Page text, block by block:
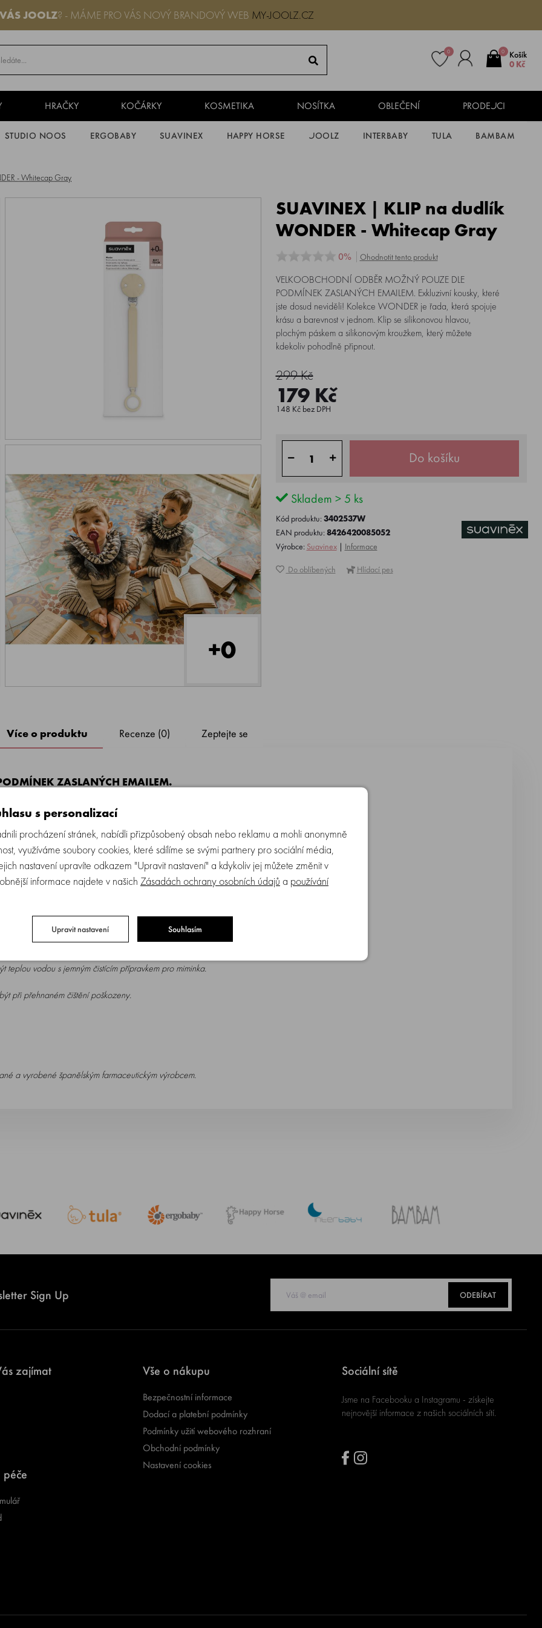
JOOLZ? - MÁME PRO VÁS NOVÝ BRANDOVÝ WEB MY-JOOLZ.CZ
0
Košík
0 Kč
0
HRAČKY KOČÁRKY KOSMETIKA NOSÍTKA OBLEČENÍ PRODEJCI
STUDIO NOOS ERGOBABY SUAVINEX HAPPY HORSE JOOLZ INTERBABY TULA BAMBAM
- Whitecap Gray
+0
SUAVINEX | KLIP na dudlík
WONDER - Whitecap Gray
0% Ohodnotit tento produkt
VELKOOBCHODNÍ ODBĚR MOŽNÝ POUZE DLE
PODMÍNEK ZASLANÝCH EMAILEM. Exkluzivní kousky, které
jste dosud neviděli! Kolekce WONDER je řada, která spojuje
krásu a barevnost v jednom. Klip se silikonovou hlavou,
plochým páskem a silikonovým kroužkem, který můžete
kdekoliv pohodlně připnout.
299 Kč
179 Kč
148 Kč bez DPH
Do košíku
Skladem > 5 ks
Kód produktu:3402537W
EAN produktu:8426420085052
Výrobce: Suavinex| Informace
Do oblíbených Hlídací pes
Více o produktu Recenze (0) Zeptejte se
ZASLANÝCH EMAILEM.
která spojuje krásu a barevnost v jednom.
který můžete kdekoliv pohodlně připnout.
nečistot.
upadnutí na nečistou zem anebo jeho ztrátě.
vodou s jemným čistícím přípravkem pro miminka.
při přehnaném čištění poškozeny.
a vyrobené španělským farmaceutickým výrobcem.
Sign Up ODEBÍRAT
zajímat Vše o nákupu
Bezpečnostní informace
Dodací a platební podmínky
Podmínky užití webového rozhraní
Obchodní podmínky
Nastavení cookies
Sociální sítě
Jsme na Facebooku a Instagramu - získejte
nejnovější informace z našich sociálních sítí.
s personalizací
procházení stránek, nabídli přizpůsobený obsah nebo reklamu a mohli anonymně
využíváme soubory cookies, které sdílíme se svými partnery pro sociální média,
nastavení upravíte odkazem "Upravit nastavení" a kdykoliv jej můžete změnit v
informace najdete v našich Zásadách ochrany osobních údajů a používání
Upravit nastavení Souhlasím